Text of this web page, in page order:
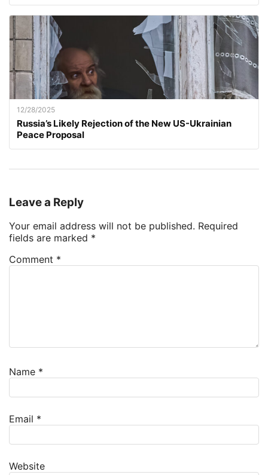
12/28/2025
Russia’s Likely Rejection of the New US-Ukrainian
Peace Proposal
Leave a Reply
Your email address will not be published. Required
fields are marked *
Comment *
Name *
Email *
Website